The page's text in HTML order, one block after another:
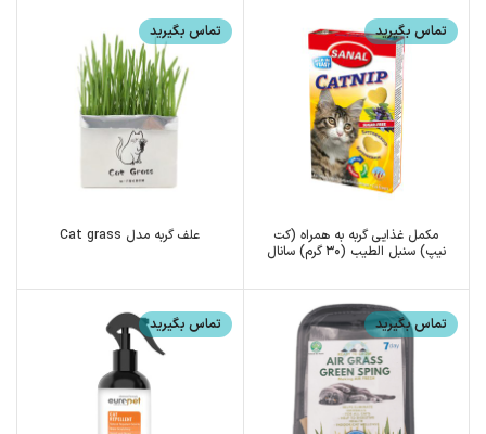
تماس بگیرید
مکمل غذایی گربه به همراه (کت
نیپ) سنبل الطیب (۳۰ گرم) سانال
تماس بگیرید
علف گربه مدل Cat grass
تماس بگیرید تماس بگیرید